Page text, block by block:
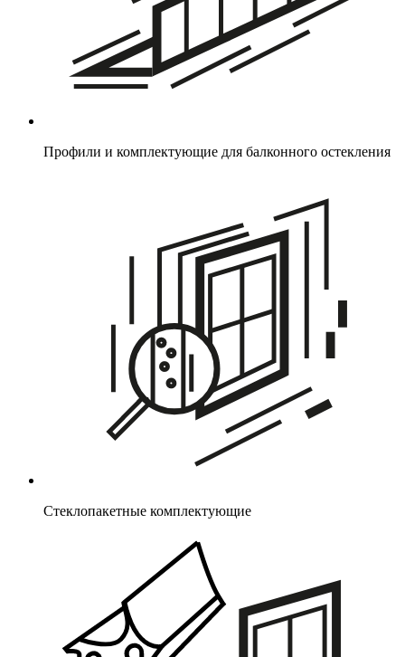
Профили и комплектующие для балконного остекления
Стеклопакетные комплектующие